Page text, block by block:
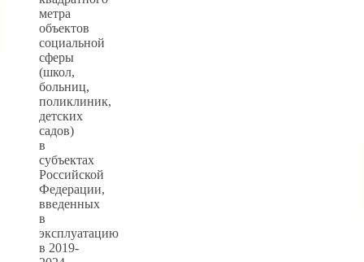
метра
объектов
социальной
сферы
(школ,
больниц,
поликлиник,
детских
садов)
в
субъектах
Российской
Федерации,
введенных
в
эксплуатацию
в 2019-